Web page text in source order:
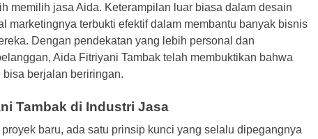
memilih jasa Aida. Keterampilan luar biasa dalam desain
marketingnya terbukti efektif dalam membantu banyak bisnis
Dengan pendekatan yang lebih personal dan
Aida Fitriyani Tambak telah membuktikan bahwa
berjalan beriringan.
Tambak di Industri Jasa
baru, ada satu prinsip kunci yang selalu dipegangnya